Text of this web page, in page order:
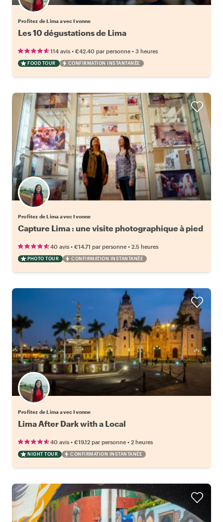
Profitez de Lima avec Ivonne
Les 10 dégustations de Lima
114 avis • €42.40 par personne • 3 heures
FOOD TOUR CONFIRMATION INSTANTANÉE
Profitez de Lima avec Ivonne
Capture Lima : une visite photographique à pied
40 avis • €14.71 par personne • 2.5 heures
PHOTO TOUR CONFIRMATION INSTANTANÉE
Profitez de Lima avec Ivonne
Lima After Dark with a Local
40 avis • €19.12 par personne • 2 heures
NIGHT TOUR CONFIRMATION INSTANTANÉE